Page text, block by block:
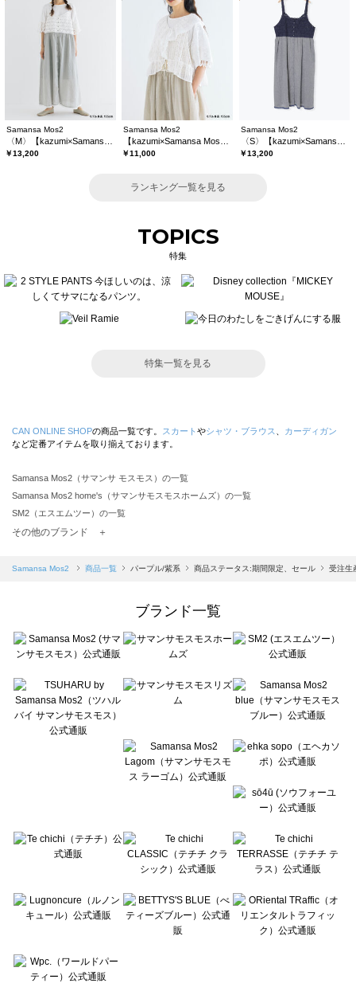
Samansa Mos2
￥13,200
Samansa Mos2
￥11,000
Samansa Mos2
￥13,200
ランキング一覧を見る
TOPICS
特集
特集一覧を見る
CAN ONLINE SHOPの商品一覧です。 スカート やシャツ・ブラウス
カーディガン
など定番アイテムを取り揃えております。
Samansa Mos2（サマンサ モスモス）の一覧
Samansa Mos2 home's（サマンサモスモスホームズ）の一覧
SM2（エスエムツー）の一覧
TSUHARU by Samansa Mos2（ツハルバイサマンサモスモス）の一覧
Samansa Mos2 blue（サマンサモスモス ブルー）の一覧
Te chichi（テチチ）の一覧
Te chichi CLASSIC（テチチ クラシック）の一覧
Lugnoncure（ルノンキュール）の一覧
BETTY'S BLUE（べティーズブルー）の一覧
Wpc.（ワールドパーティー）の一覧
その他のブランド ＋
Samansa Mos2 商品一覧 パープル/紫系 商品ステータス:期間限定、セール 受注生
ブランド一覧